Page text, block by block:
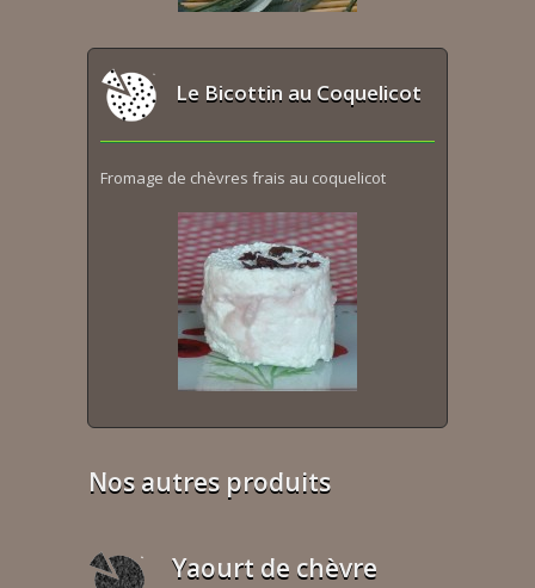
Le Bicottin au Coquelicot
Fromage de chèvres frais au coquelicot
Nos autres produits
Yaourt de chèvre